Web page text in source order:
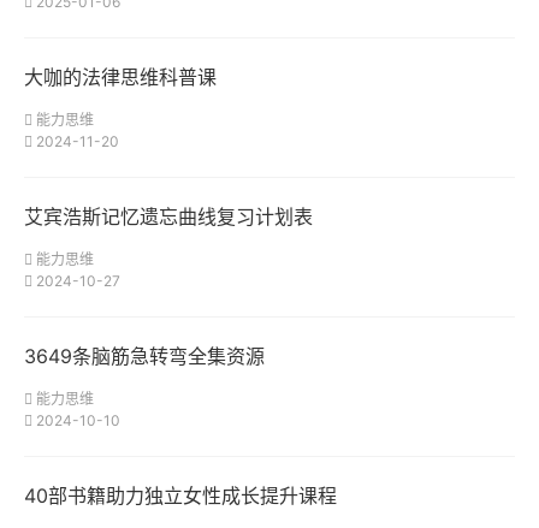
大咖的法律思维科普课
能力思维
2024-11-20
艾宾浩斯记忆遗忘曲线复习计划表
能力思维
2024-10-27
3649条脑筋急转弯全集资源
能力思维
2024-10-10
40部书籍助力独立女性成长提升课程